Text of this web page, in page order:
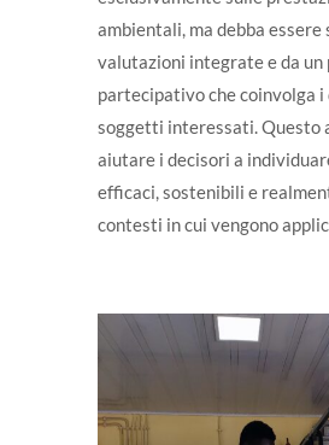
ambientali, ma debba essere
valutazioni integrate e da un
partecipativo che coinvolga i
soggetti interessati. Questo
aiutare i decisori a
efficaci, sostenibili e
contesti in cui vengono